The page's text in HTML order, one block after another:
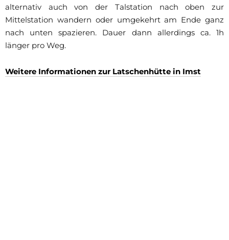
alternativ auch von der Talstation nach oben zur
Mittelstation wandern oder umgekehrt am Ende ganz
nach unten spazieren. Dauer dann allerdings ca. 1h
länger pro Weg.
Weitere Informationen zur Latschenhütte in Imst